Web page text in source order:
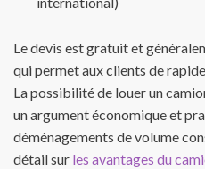
Le devis est gratuit et
qui permet aux clients de
La possibilité de louer un
un argument économique et
déménagements de volume
détail sur les avantages du